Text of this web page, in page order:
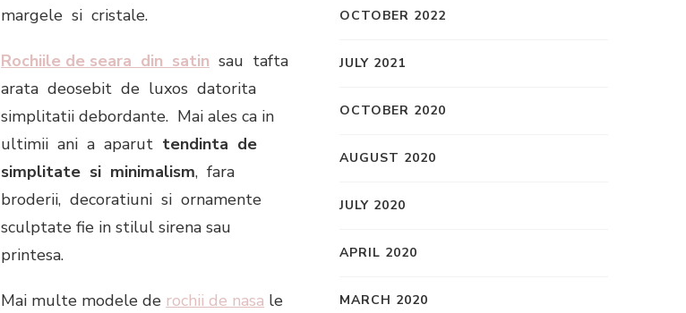
margele si cristale.
Rochiile de seara din satin sau tafta
arata deosebit de luxos datorita
simplitatii debordante. Mai ales ca in
ultimii ani a aparut tendinta de
simplitate si minimalism, fara
broderii, decoratiuni si ornamente
sculptate fie in stilul sirena sau
printesa.
Mai multe modele de rochii de nasa le
OCTOBER 2022
JULY 2021
OCTOBER 2020
AUGUST 2020
JULY 2020
APRIL 2020
MARCH 2020